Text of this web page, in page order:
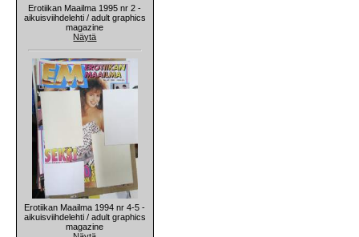
Erotiikan Maailma 1995 nr 2 -
aikuisviihdelehti / adult graphics
magazine
Näytä
Erotiikan Maailma 1994 nr 4-5 -
aikuisviihdelehti / adult graphics
magazine